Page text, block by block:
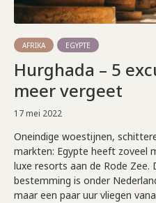
AFRIKA EGYPTE
Hurghada – 5
meer vergeet
17 mei 2022
Oneindige woestijnen,
markten: Egypte heeft zoveel
luxe resorts aan de Rode Zee.
bestemming is onder
maar een paar uur vliegen